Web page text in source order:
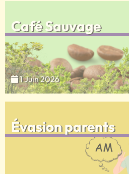
Café Sauvage
1 Juin 2026
Évasion parents